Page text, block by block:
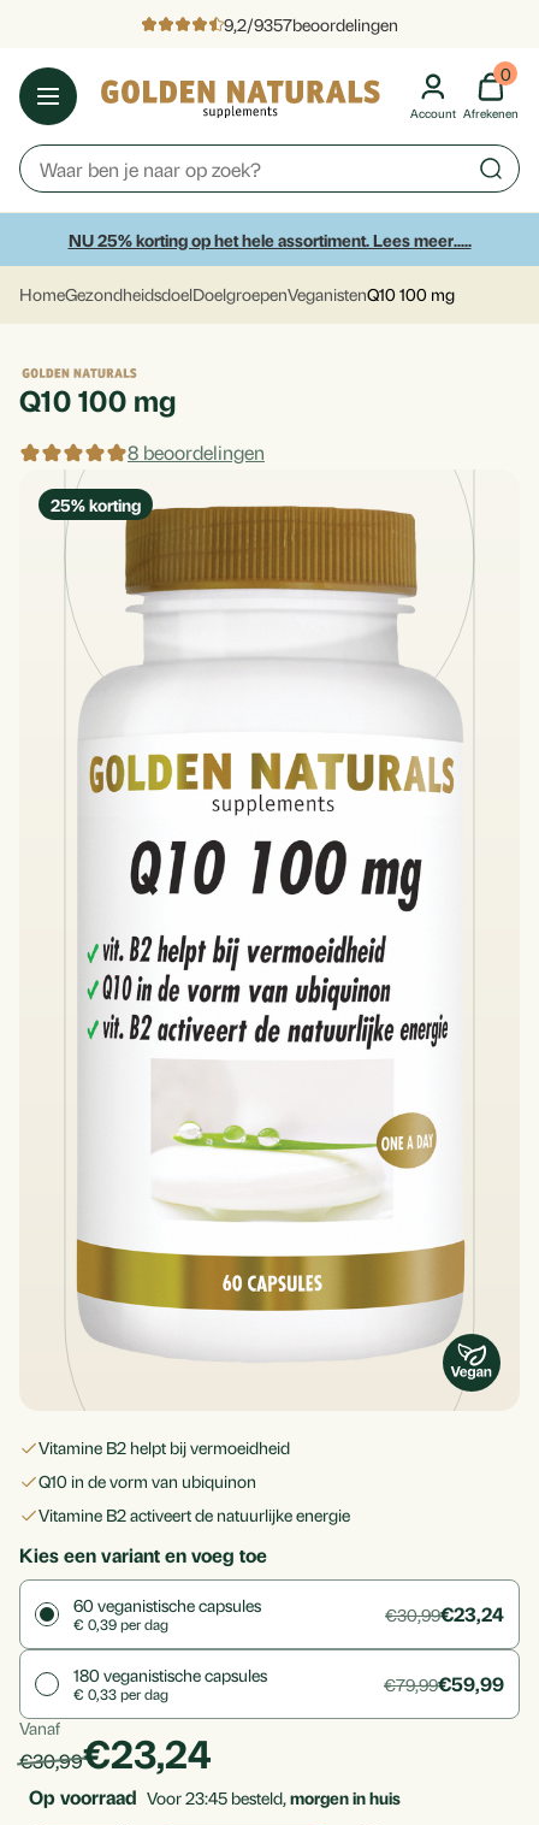
9,2/9357beoordelingen
Account
0
Afrekenen
NU 25% korting op het hele assortiment. Lees meer.....
HomeGezondheidsdoelDoelgroepenVeganistenQ10 100 mg
Q10 100 mg
8 beoordelingen
vitamine B2 helpt bij vermoeidheid
Q10 in de vorm van ubiquinon
vitamine B2 activeert de natuurlijke energie
Kies een variant en voeg toe
60veganistische capsules
€ 0,39 per dag €30,99€23,24
180veganistische capsules
€ 0,33 per dag €79,99€59,99
Per
stuk
Vanaf
products.price_default:
€30,99€23,24
Op voorraad Voor 23:45 besteld,morgen in huis
25% korting